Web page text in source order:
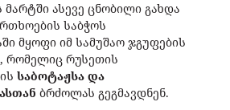
ასევე ცნობილი გახდა
საბჭოს
მყოფი იმ სამუშაო ჯგუფების
რომელიც რუსეთის
საბოტაჟსა და
ბრძოლას გეგმავდნენ.